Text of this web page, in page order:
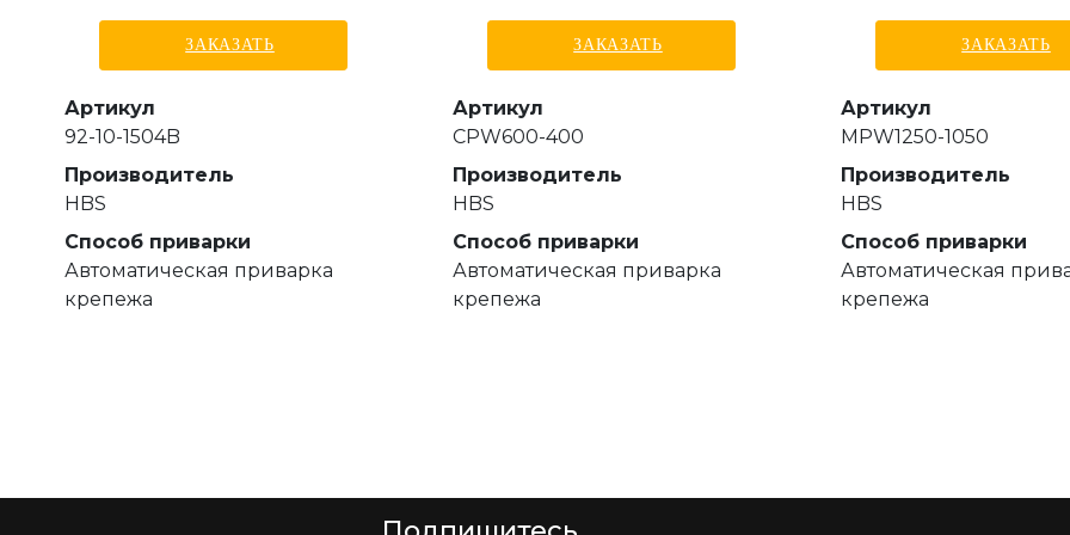
ЗАКАЗАТЬ
Артикул
92-10-1504B
Производитель
HBS
Способ приварки
Автоматическая приварка
крепежа
ЗАКАЗАТЬ
Артикул
CPW600-400
Производитель
HBS
Способ приварки
Автоматическая приварка
крепежа
ЗАКАЗАТЬ
Артикул
MPW1250-1050
Производитель
HBS
Способ приварки
Автоматическая
крепежа